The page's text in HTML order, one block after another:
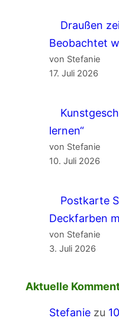
Draußen
Beobachtet
von Stefanie
17. Juli 2026
lernen“
von Stefanie
10. Juli 2026
Postkarte
Deckfarben
von Stefanie
3. Juli 2026
Aktuelle
Stefaniezu